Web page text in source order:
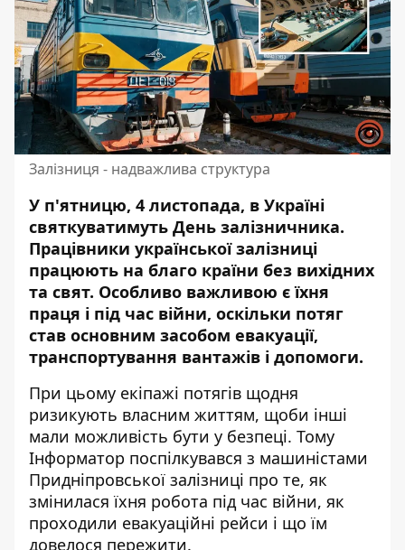
Залізниця - надважлива структура
У п'ятницю, 4 листопада, в Україні
святкуватимуть День залізничника.
Працівники української залізниці
працюють на благо країни без вихідних
та свят. Особливо важливою є їхня
праця і під час війни, оскільки потяг
став основним засобом евакуації,
транспортування вантажів і допомоги.
При цьому екіпажі потягів щодня
ризикують власним життям, щоби інші
мали можливість бути у безпеці. Тому
Інформатор поспілкувався з машиністами
Придніпровської залізниці про те, як
змінилася їхня робота під час війни, як
проходили евакуаційні рейси і що їм
довелося пережити.